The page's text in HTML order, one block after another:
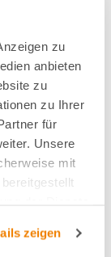
zu
anbieten
zu
zu Ihrer
für
Unsere
mit
zeigen